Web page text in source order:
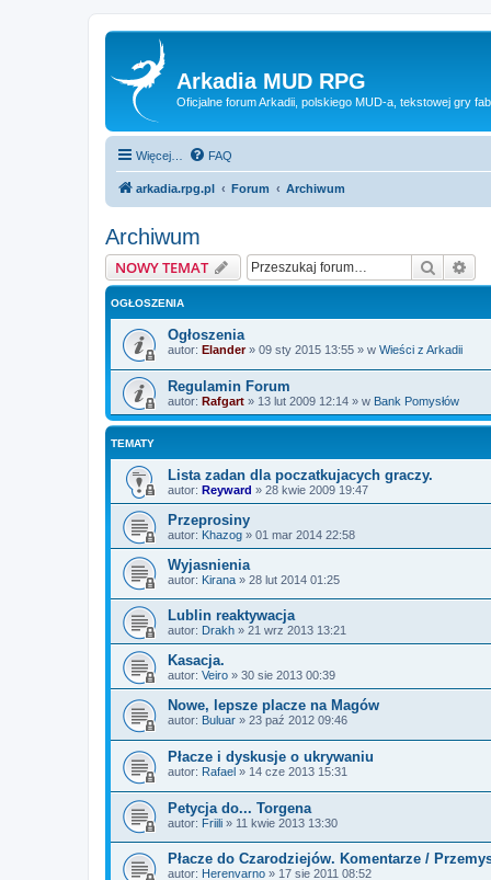
Arkadia MUD RPG
Oficjalne forum Arkadii, polskiego MUD-a, tekstowej gry
Więcej… FAQ
arkadia.rpg.pl Forum Archiwum
Archiwum
NOWY TEMAT Szukaj
OGŁOSZENIA
Ogłoszenia
autor: Elander» 09 sty 2015 13:55 » w Wieści z Arkadii
Regulamin Forum
autor: Rafgart » 13 lut 2009 12:14 » w Bank Pomysłów
TEMATY
Lista zadan dla poczatkujacych graczy.
autor: Reyward » 28 kwie 2009 19:47
Przeprosiny
autor: Khazog » 01 mar 2014 22:58
Wyjasnienia
autor: Kirana » 28 lut 2014 01:25
Lublin reaktywacja
autor: Drakh » 21 wrz 2013 13:21
Kasacja.
autor: Veiro » 30 sie 2013 00:39
Nowe, lepsze placze na Magów
autor: Buluar » 23 paź 2012 09:46
Płacze i dyskusje o ukrywaniu
autor: Rafael » 14 cze 2013 15:31
Petycja do... Torgena
autor: Friili » 11 kwie 2013 13:30
Płacze do Czarodziejów. Komentarze /
autor: Herenvarno » 17 sie 2011 08:52